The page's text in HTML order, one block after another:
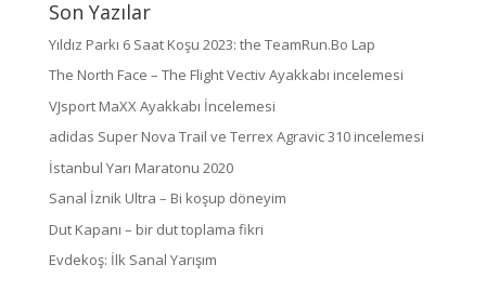
Son Yazılar
Yıldız Parkı 6 Saat Koşu 2023: the TeamRun.Bo Lap
The North Face – The Flight Vectiv Ayakkabı incelemesi
VJsport MaXX Ayakkabı İncelemesi
adidas Super Nova Trail ve Terrex Agravic 310 incelemesi
İstanbul Yarı Maratonu 2020
Sanal İznik Ultra – Bi koşup döneyim
Dut Kapanı – bir dut toplama fikri
Evdekoş: İlk Sanal Yarışım